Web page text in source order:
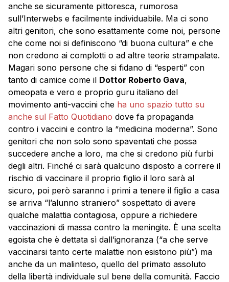
anche se sicuramente pittoresca, rumorosa
sull’Interwebs e facilmente individuabile. Ma ci sono
altri genitori, che sono esattamente come noi, persone
che come noi si definiscono “di buona cultura” e che
non credono ai complotti o ad altre teorie strampalate.
Magari sono persone che si fidano di “esperti” con
tanto di camice come il Dottor Roberto Gava,
omeopata e vero e proprio guru italiano del
movimento anti-vaccini che ha uno spazio tutto su
anche sul Fatto Quotidiano dove fa propaganda
contro i vaccini e contro la “medicina moderna”. Sono
genitori che non solo sono spaventati che possa
succedere anche a loro, ma che si credono più furbi
degli altri. Finché ci sarà qualcuno disposto a correre il
rischio di vaccinare il proprio figlio il loro sarà al
sicuro, poi però saranno i primi a tenere il figlio a casa
se arriva “l’alunno straniero” sospettato di avere
qualche malattia contagiosa, oppure a richiedere
vaccinazioni di massa contro la meningite. È una scelta
egoista che è dettata sì dall’ignoranza (“a che serve
vaccinarsi tanto certe malattie non esistono più”) ma
anche da un malinteso, quello del primato assoluto
della libertà individuale sul bene della comunità. Faccio